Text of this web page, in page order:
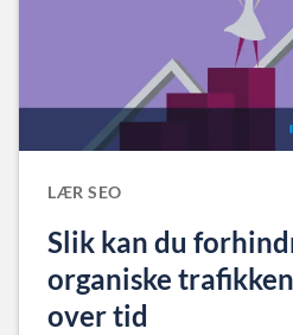
LÆR SEO
Slik kan du
organiske
over tid